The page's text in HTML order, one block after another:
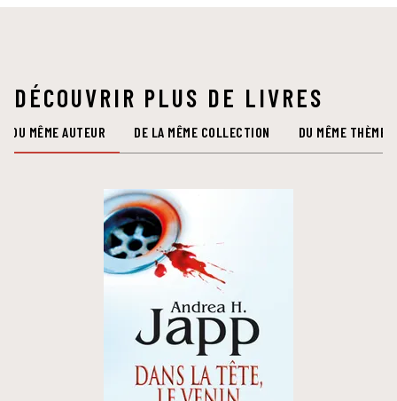
DÉCOUVRIR PLUS DE LIVRES
DU MÊME AUTEUR DE LA MÊME COLLECTION DU MÊME THÈME